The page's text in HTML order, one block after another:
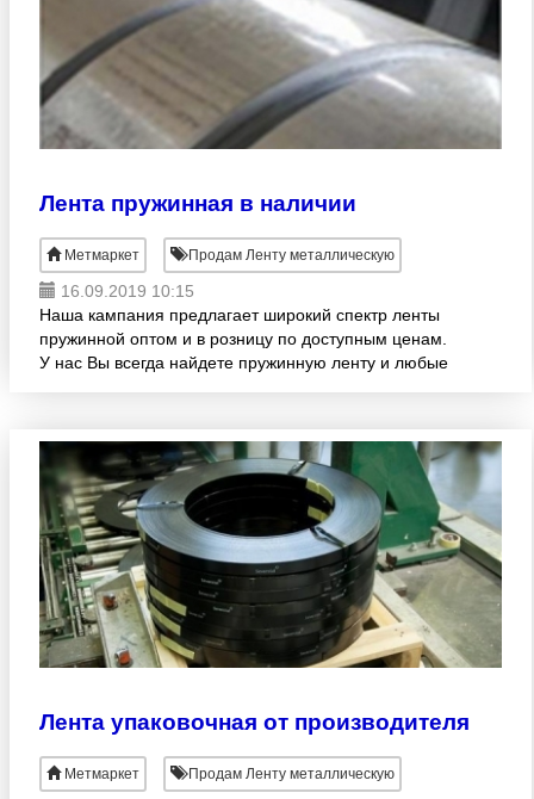
Лента пружинная в наличии
Метмаркет Продам Ленту металлическую
16.09.2019 10:15
Наша кампания предлагает широкий спектр ленты
пружинной оптом и в розницу по доступным ценам.
У нас Вы всегда найдете пружинную ленту и любые
Лента упаковочная от производителя
Метмаркет Продам Ленту металлическую